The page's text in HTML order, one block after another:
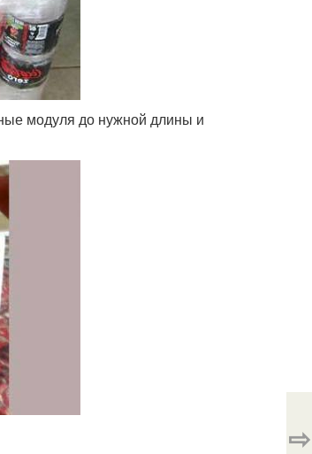
модуля до нужной длины и
⇨